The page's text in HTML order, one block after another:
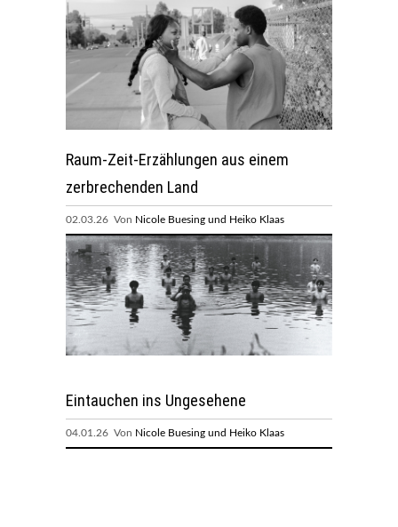
Raum-Zeit-Erzählungen aus einem
zerbrechenden Land
02.03.26 Von Nicole Buesing und Heiko Klaas
Eintauchen ins Ungesehene
04.01.26 Von Nicole Buesing und Heiko Klaas